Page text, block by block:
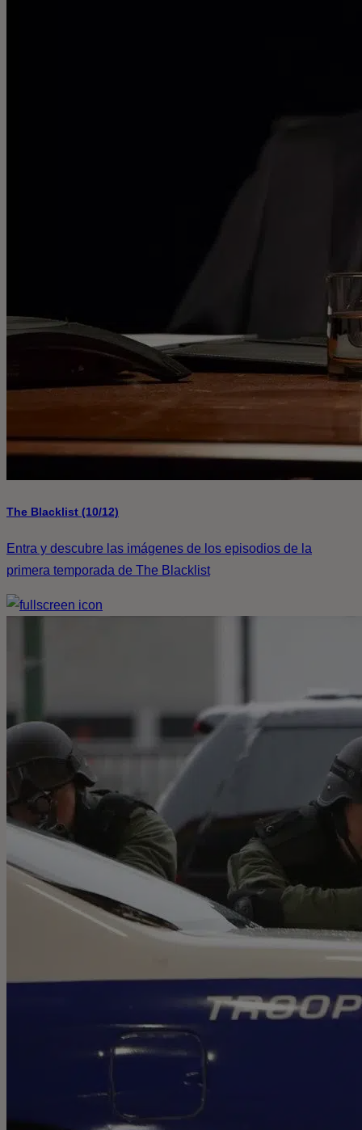
The Blacklist (10/12)
Entra y descubre las imágenes de los episodios de la
primera temporada de The Blacklist